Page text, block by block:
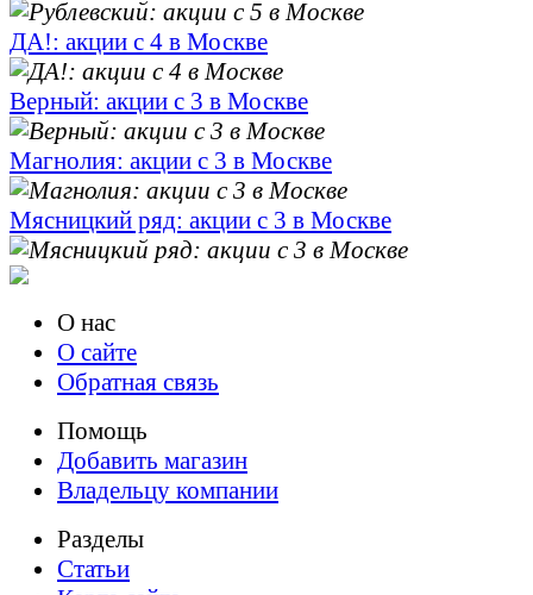
ДА!: акции с 4 в Москве
Верный: акции с 3 в Москве
Магнолия: акции с 3 в Москве
Мясницкий ряд: акции с 3 в Москве
О нас
О сайте
Обратная связь
Помощь
Добавить магазин
Владельцу компании
Разделы
Статьи